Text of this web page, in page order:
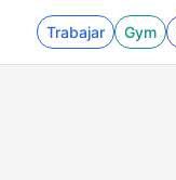
Trabajar Gym